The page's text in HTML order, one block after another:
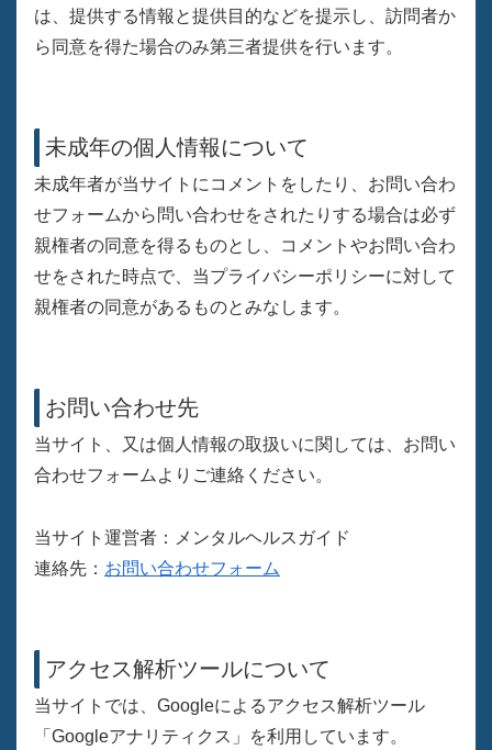
は、提供する情報と提供目的などを提示し、訪問者か
ら同意を得た場合のみ第三者提供を行います。
未成年の個人情報について
未成年者が当サイトにコメントをしたり、お問い合わ
せフォームから問い合わせをされたりする場合は必ず
親権者の同意を得るものとし、コメントやお問い合わ
せをされた時点で、当プライバシーポリシーに対して
親権者の同意があるものとみなします。
お問い合わせ先
当サイト、又は個人情報の取扱いに関しては、お問い
合わせフォームよりご連絡ください。
当サイト運営者：メンタルヘルスガイド
連絡先： お問い合わせフォーム
アクセス解析ツールについて
当サイトでは、Googleによるアクセス解析ツール
「Googleアナリティクス」を利用しています。